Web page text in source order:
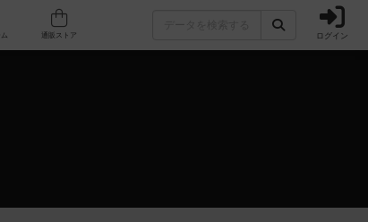
人気ボードゲーム ログイン